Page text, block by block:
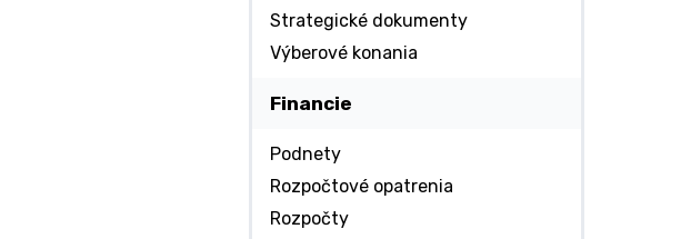
Strategické dokumenty
Výberové konania
Financie
Podnety
Rozpočtové opatrenia
Rozpočty